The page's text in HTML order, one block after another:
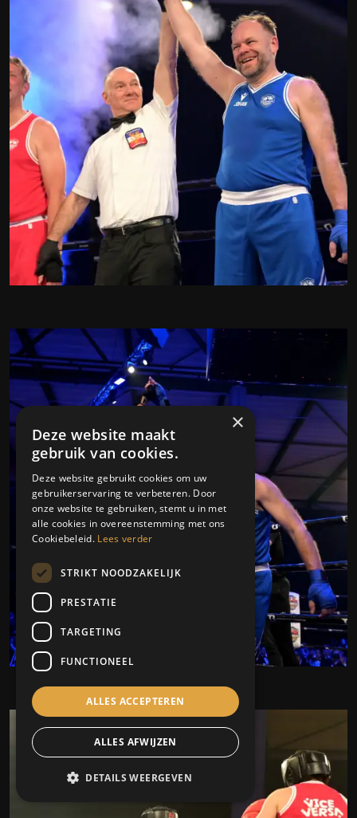
×
Deze website maakt
gebruik van cookies.
Deze website gebruikt cookies om uw
gebruikerservaring te verbeteren. Door
onze website te gebruiken, stemt u in met
alle cookies in overeenstemming met ons
Cookiebeleid. Lees verder
STRIKT NOODZAKELIJK
PRESTATIE
TARGETING
FUNCTIONEEL
ALLES ACCEPTEREN
ALLES AFWIJZEN
DETAILS WEERGEVEN